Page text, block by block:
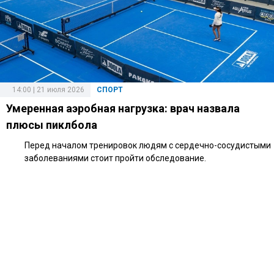
СПОРТ
14:00 | 21 июля 2026
Умеренная аэробная нагрузка: врач назвала
плюсы пиклбола
Перед началом тренировок людям с сердечно-сосудистыми
заболеваниями стоит пройти обследование.